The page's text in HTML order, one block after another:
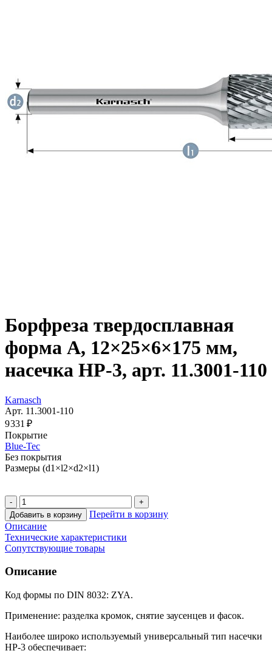
Борфреза твердосплавная
форма A, 12×25×6×175 мм,
насечка HP-3, арт. 11.3001-110
Karnasch
Арт. 11.3001-110
9 331 ₽
Покрытие
Blue-Tec
Без покрытия
Размеры (d1×l2×d2×l1)
Добавить в корзину
Перейти в корзину
Описание
Технические характеристики
Сопутствующие товары
Описание
Код формы по DIN 8032: ZYA.
Применение: разделка кромок, снятие заусенцев и фасок.
Наиболее широко используемый универсальный тип насечки
HP-3 обеспечивает: